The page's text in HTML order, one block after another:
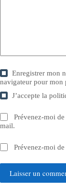
Enregistrer mon
navigateur pour mon
J’accepte la
Prévenez-moi
mail.
Prévenez-moi
Laisser un